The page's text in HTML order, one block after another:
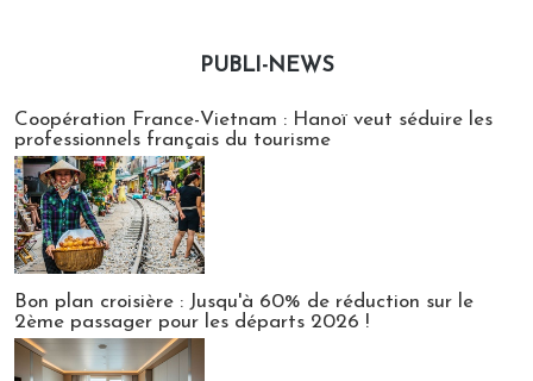
PUBLI-NEWS
Coopération France-Vietnam : Hanoï veut séduire les
professionnels français du tourisme
Bon plan croisière : Jusqu'à 60% de réduction sur le
2ème passager pour les départs 2026 !